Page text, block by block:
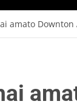
amato Downton